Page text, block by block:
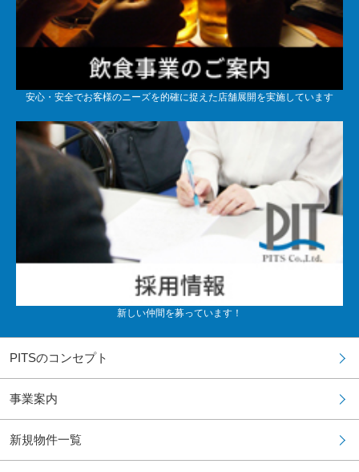
安心・安全でお客様のニーズを的確に捉えた店舗展開を実施しています
新しい仲間を募っています！
PITSのコンセプト
事業案内
新規物件一覧